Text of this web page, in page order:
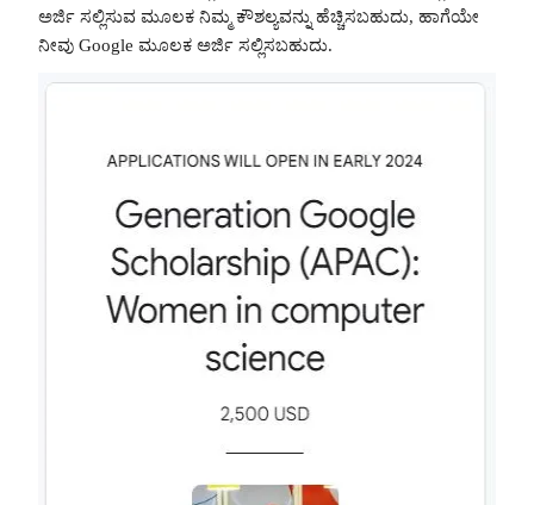
ಅರ್ಜಿ ಸಲ್ಲಿಸುವ ಮೂಲಕ ನಿಮ್ಮ ಕೌಶಲ್ಯವನ್ನು ಹೆಚ್ಚಿಸಬಹುದು, ಹಾಗೆಯೇ
ನೀವು Google ಮೂಲಕ ಅರ್ಜಿ ಸಲ್ಲಿಸಬಹುದು.